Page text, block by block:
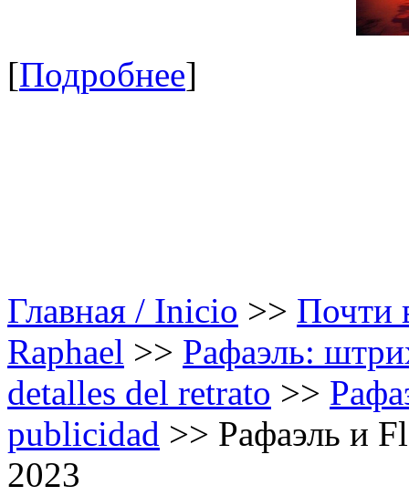
[Подробнее]
Главная / Inicio >> Почти
Raphael >> Рафаэль:
detalles del retrato >>
publicidad >> Рафаэль и
2023